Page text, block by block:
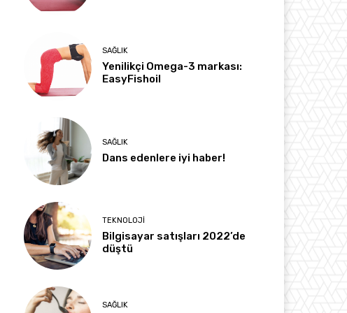
SAĞLIK
Yenilikçi Omega-3 markası:
EasyFishoil
SAĞLIK
Dans edenlere iyi haber!
TEKNOLOJI
Bilgisayar satışları 2022’de
düştü
SAĞLIK